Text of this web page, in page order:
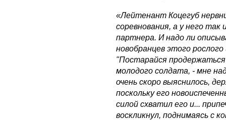
«Лейтенант Коцегуб
соревнования, а у него так
партнера. И надо ли
новобранцев этого рослого
"Постарайся
молодого солдата, - мне
очень скоро выяснилось,
поскольку его
силой схватил его и...
воскликнул, поднимаясь с